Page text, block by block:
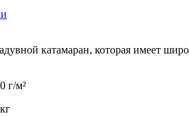
катамаран, которая имеет
г/м²